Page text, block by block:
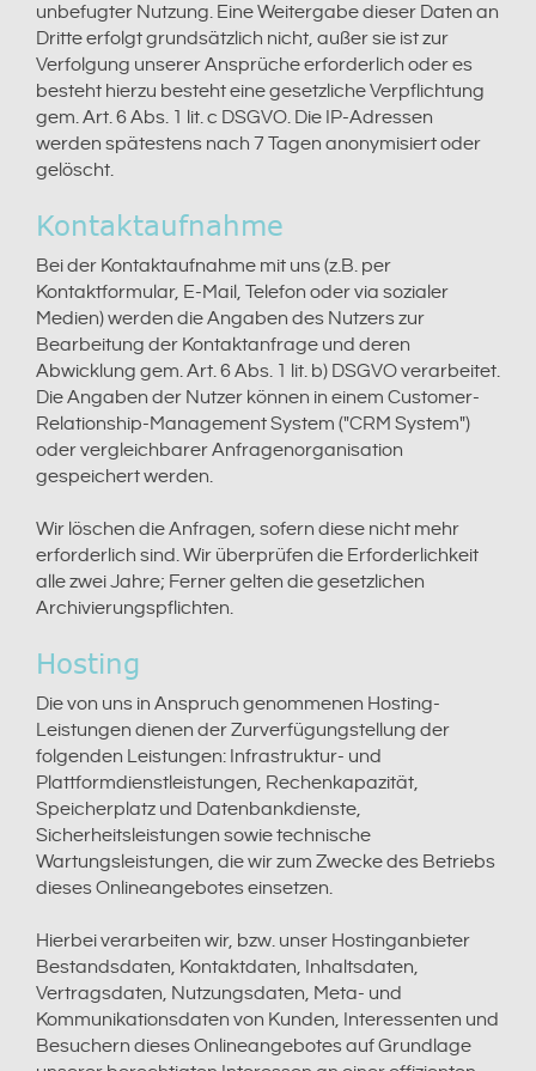
unbefugter Nutzung. Eine Weitergabe dieser Daten an
Dritte erfolgt grundsätzlich nicht, außer sie ist zur
Verfolgung unserer Ansprüche erforderlich oder es
besteht hierzu besteht eine gesetzliche Verpflichtung
gem. Art. 6 Abs. 1 lit. c DSGVO. Die IP-Adressen
werden spätestens nach 7 Tagen anonymisiert oder
gelöscht.
Kontaktaufnahme
Bei der Kontaktaufnahme mit uns (z.B. per
Kontaktformular, E-Mail, Telefon oder via sozialer
Medien) werden die Angaben des Nutzers zur
Bearbeitung der Kontaktanfrage und deren
Abwicklung gem. Art. 6 Abs. 1 lit. b) DSGVO verarbeitet.
Die Angaben der Nutzer können in einem Customer-
Relationship-Management System ("CRM System")
oder vergleichbarer Anfragenorganisation
gespeichert werden.
Wir löschen die Anfragen, sofern diese nicht mehr
erforderlich sind. Wir überprüfen die Erforderlichkeit
alle zwei Jahre; Ferner gelten die gesetzlichen
Archivierungspflichten.
Hosting
Die von uns in Anspruch genommenen Hosting-
Leistungen dienen der Zurverfügungstellung der
folgenden Leistungen: Infrastruktur- und
Plattformdienstleistungen, Rechenkapazität,
Speicherplatz und Datenbankdienste,
Sicherheitsleistungen sowie technische
Wartungsleistungen, die wir zum Zwecke des Betriebs
dieses Onlineangebotes einsetzen.
Hierbei verarbeiten wir, bzw. unser Hostinganbieter
Bestandsdaten, Kontaktdaten, Inhaltsdaten,
Vertragsdaten, Nutzungsdaten, Meta- und
Kommunikationsdaten von Kunden, Interessenten und
Besuchern dieses Onlineangebotes auf Grundlage